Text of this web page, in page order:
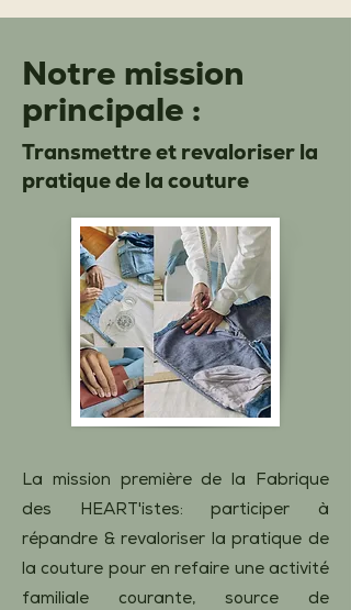
Notre mission
principale :
Transmettre et revaloriser la
pratique de la couture
La mission première de la Fabrique
des HEART'istes: participer à
répandre & revaloriser la pratique de
la couture pour en refaire une activité
familiale courante, source de